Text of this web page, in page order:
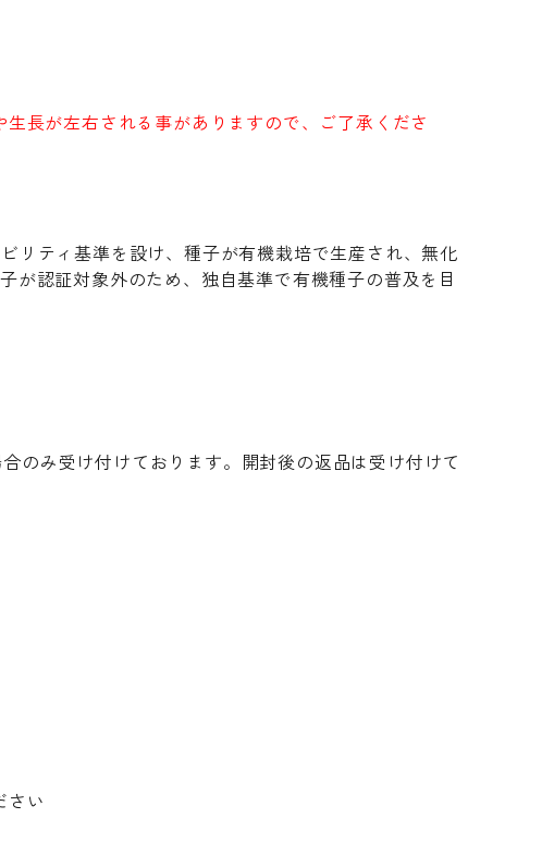
長が左右される事がありますので、ご了承くださ
リティ基準を設け、種子が有機栽培で生産され、無化
が認証対象外のため、独自基準で有機種子の普及を目
のみ受け付けております。開封後の返品は受け付けて
さい